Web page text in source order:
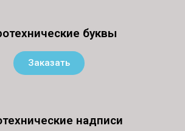
буквы
Заказать
надписи